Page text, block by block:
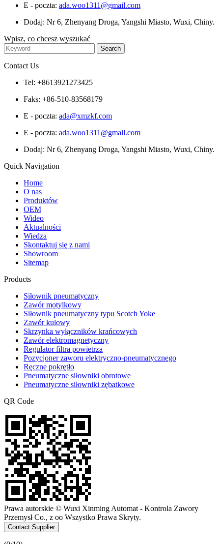
E - poczta: ada.woo1311@gmail.com
Dodaj: Nr 6, Zhenyang Droga, Yangshi Miasto, Wuxi, Chiny.
Wpisz, co chcesz wyszukać
Contact Us
Tel: +8613921273425
Faks: +86-510-83568179
E - poczta: ada@xmzkf.com
E - poczta: ada.woo1311@gmail.com
Dodaj: Nr 6, Zhenyang Droga, Yangshi Miasto, Wuxi, Chiny.
Quick Navigation
Home
O nas
Produktów
OEM
Wideo
Aktualności
Wiedza
Skontaktuj się z nami
Showroom
Sitemap
Products
Siłownik pneumatyczny
Zawór motylkowy
Siłownik pneumatyczny typu Scotch Yoke
Zawór kulowy
Skrzynka wyłączników krańcowych
Zawór elektromagnetyczny
Regulator filtra powietrza
Pozycjoner zaworu elektryczno-pneumatycznego
Ręczne pokrętło
Pneumatyczne siłowniki obrotowe
Pneumatyczne siłowniki zębatkowe
QR Code
Prawa autorskie © Wuxi Xinming Automat - Kontrola Zawory
Przemysł Co., z oo Wszystko Prawa Skryty.
Contact Supplier